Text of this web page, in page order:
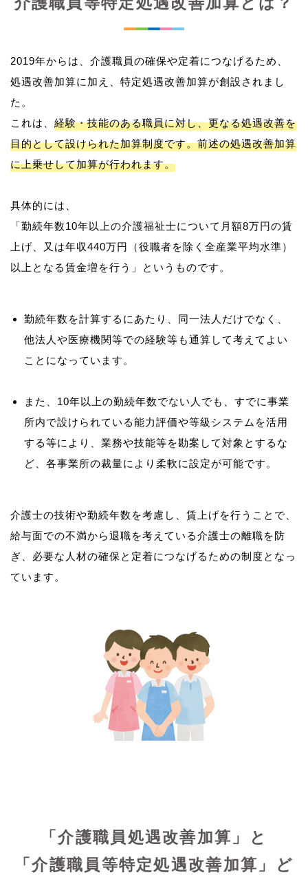
2019年からは、介護職員の確保や定着につなげるため、
処遇改善加算に加え、特定処遇改善加算が創設されまし
た。
これは、 経験・技能のある職員に対し、更なる処遇改善を
目的として設けられた加算制度です。前述の処遇改善加算
に上乗せして加算が行われます。
具体的には、
「勤続年数10年以上の介護福祉士について月額8万円の賃
上げ、又は年収440万円（役職者を除く全産業平均水準）
勤続年数を計算するにあたり、同一法人だけでなく、
他法人や医療機関等での経験等も通算して考えてよい
ことになっています。
また、10年以上の勤続年数でない人でも、すでに事業
所内で設けられている能力評価や等級システムを活用
する等により、業務や技能等を勘案して対象とするな
ど、各事業所の裁量により柔軟に設定が可能です。
介護士の技術や勤続年数を考慮し、賃上げを行うことで、
給与面での不満から退職を考えている介護士の離職を防
ぎ、必要な人材の確保と定着につなげるための制度となっ
ています。
「介護職員処遇改善加算」と
「介護職員等特定処遇改善加算」ど